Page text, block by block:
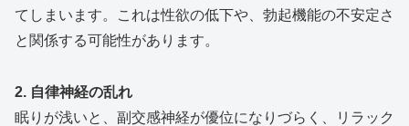
てしまいます。これは性欲の低下や、勃起機能の不安定さ
と関係する可能性があります。
2. 自律神経の乱れ
眠りが浅いと、副交感神経が優位になりづらく、リラック